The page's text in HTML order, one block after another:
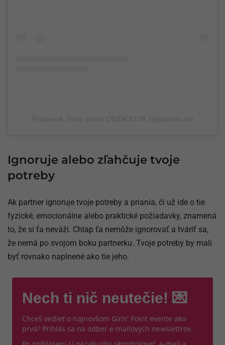
Ignoruje alebo zľahčuje tvoje
potreby
Ak partner ignoruje tvoje potreby a priania, či už ide o tie
fyzické, emocionálne alebo praktické požiadavky, znamená
to, že si ťa neváži. Chlap ťa nemôže ignorovať a tváriť sa,
že nemá po svojom boku partnerku. Tvoje potreby by mali
byť rovnako naplnené ako tie jeho.
Nech ti nič neutečie! 💌
Chceš vedieť o najnovšom Girls' Point evente ako
prvá? Prihlás sa na odber e-mailových newslettrov.